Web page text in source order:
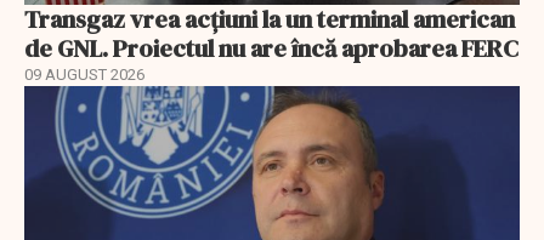
Transgaz vrea acțiuni la un terminal american
de GNL. Proiectul nu are încă aprobarea FERC
09 AUGUST 2026